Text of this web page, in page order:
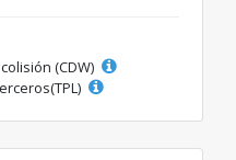
(CDW)